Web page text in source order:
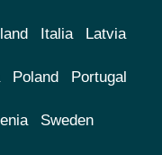
Italia Latvia
Poland Portugal
Sweden